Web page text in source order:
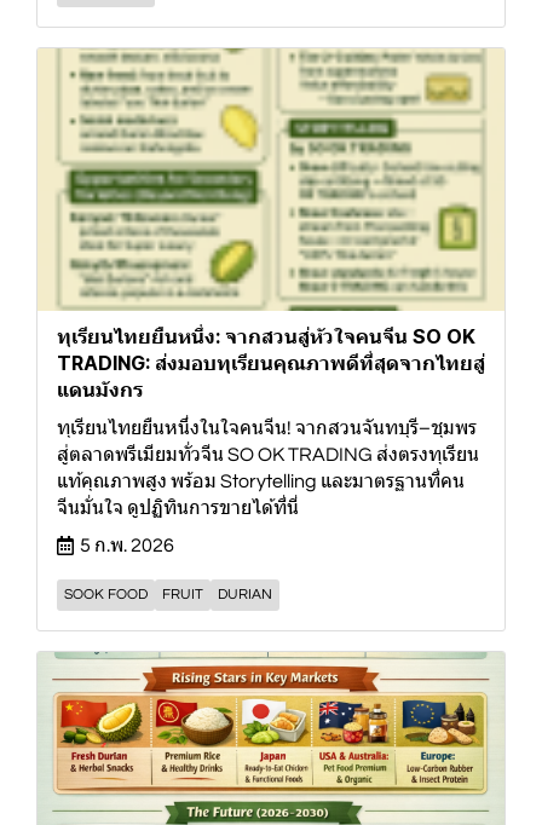
ทุเรียนไทยยืนหนึ่ง: จากสวนสู่หัวใจคนจีน SO OK
TRADING: ส่งมอบทุเรียนคุณภาพดีที่สุดจากไทยสู่
แดนมังกร
ทุเรียนไทยยืนหนึ่งในใจคนจีน! จากสวนจันทบุรี–ชุมพร
สู่ตลาดพรีเมียมทั่วจีน SO OK TRADING ส่งตรงทุเรียน
แท้คุณภาพสูง พร้อม Storytelling และมาตรฐานที่คน
จีนมั่นใจ ดูปฏิทินการขายได้ที่นี่
5 ก.พ. 2026
SOOK FOOD FRUIT DURIAN